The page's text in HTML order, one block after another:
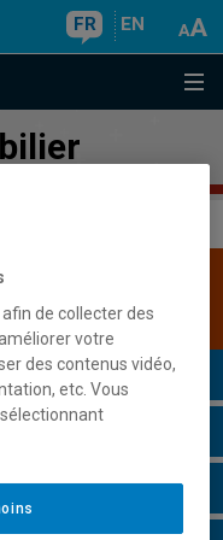
FR EN
ce programme est
la consulter.
de collecter des
votre
des contenus vidéo,
etc. Vous